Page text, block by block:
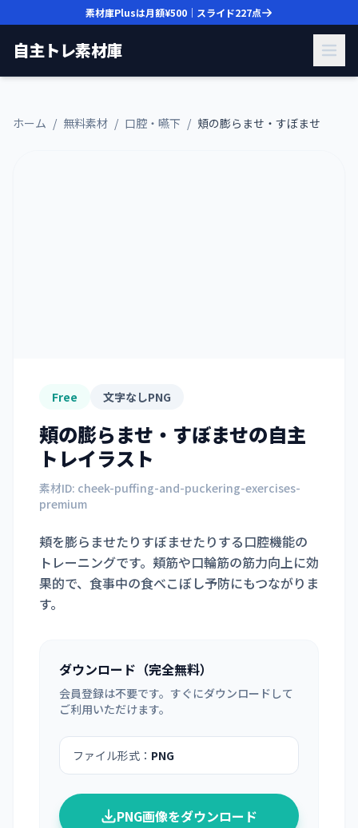
素材庫Plusは月額¥500 ｜スライド227点
自主トレ素材庫
ホーム / 無料素材 / 口腔・嚥下 / 頬の膨らませ・すぼませ
Free 文字なしPNG
頬の膨らませ・すぼませの自主
トレイラスト
素材ID: cheek-puffing-and-puckering-exercises-
premium
頬を膨らませたりすぼませたりする口腔機能の
トレーニングです。頬筋や口輪筋の筋力向上に効
果的で、食事中の食べこぼし予防にもつながりま
す。
ダウンロード（完全無料）
会員登録は不要です。すぐにダウンロードして
ご利用いただけます。
ファイル形式： PNG
PNG画像をダウンロード